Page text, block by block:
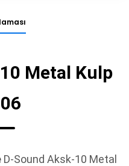
Metal Kulp
D-Sound Aksk-10 Metal